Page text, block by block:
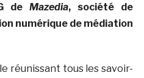
deMazedia, société de
numérique de médiation
réunissant tous les savoir-